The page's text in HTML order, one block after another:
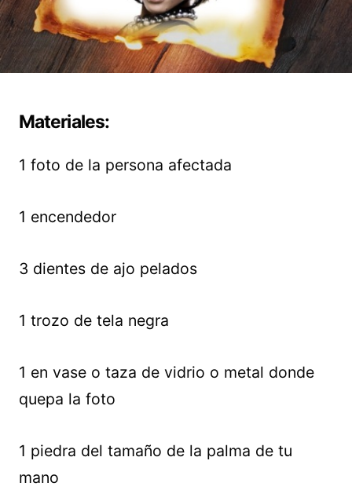
Materiales:
1 foto de la persona afectada
1 encendedor
3 dientes de ajo pelados
1 trozo de tela negra
1 en vase o taza de vidrio o metal donde
quepa la foto
1 piedra del tamaño de la palma de tu
mano